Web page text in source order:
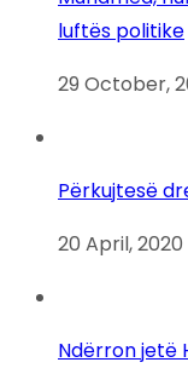
luftës politike
29 October,
Përkujtesë
20 April, 2020
Ndërron jetë